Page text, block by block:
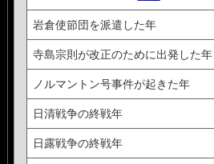
岩倉使節団を派遣した年
寺島宗則が改正のために出発した年
ノルマントン号事件が起きた年
日清戦争の終戦年
日露戦争の終戦年